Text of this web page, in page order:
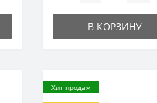
В КОРЗИНУ
Хит продаж